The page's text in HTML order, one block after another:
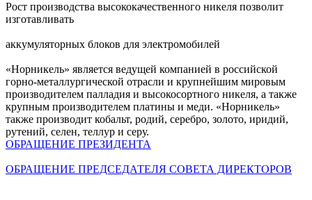
Рост производства высококачественного никеля позволит
изготавливать
аккумуляторных блоков для электромобилей
«Норникель» является ведущей компанией в российской
горно-металлургической отрасли и крупнейшим мировым
производителем палладия и высокосортного никеля, а также
крупным производителем платины и меди. «Норникель»
также производит кобальт, родий, серебро, золото, иридий,
рутений, селен, теллур и серу.
ОБРАЩЕНИЕ ПРЕЗИДЕНТА
ОБРАЩЕНИЕ ПРЕДСЕДАТЕЛЯ СОВЕТА ДИРЕКТОРОВ